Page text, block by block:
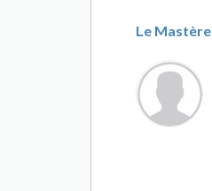
Le